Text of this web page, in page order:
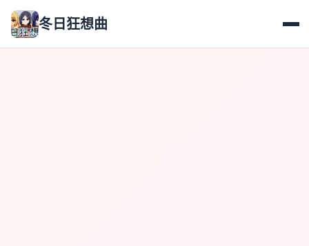
冬日狂想曲